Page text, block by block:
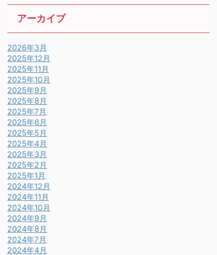
アーカイブ
2026年3月
2025年12月
2025年11月
2025年10月
2025年9月
2025年8月
2025年7月
2025年6月
2025年5月
2025年4月
2025年3月
2025年2月
2025年1月
2024年12月
2024年11月
2024年10月
2024年9月
2024年8月
2024年7月
2024年4月